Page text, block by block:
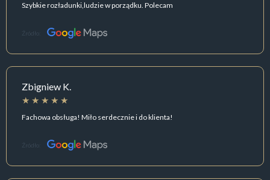
Szybkie rozładunki,ludzie w porządku. Polecam
Źródło:
Zbigniew K.
Fachowa obsługa! Miło serdecznie i do klienta!
Źródło: